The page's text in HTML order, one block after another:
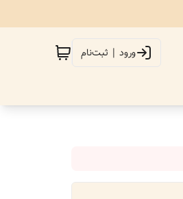
ورود | ثبت‌نام